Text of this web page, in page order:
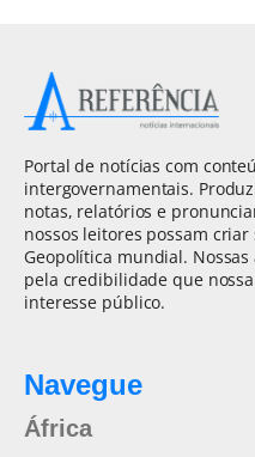
Portal de notícias com
intergovernamentais.
notas, relatórios e
nossos leitores possam
Geopolítica mundial.
pela credibilidade que
interesse público.
Navegue
África